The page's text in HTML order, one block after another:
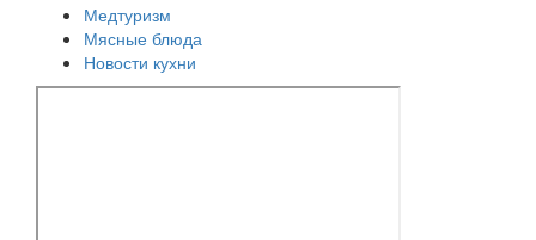
Медтуризм
Мясные блюда
Новости кухни